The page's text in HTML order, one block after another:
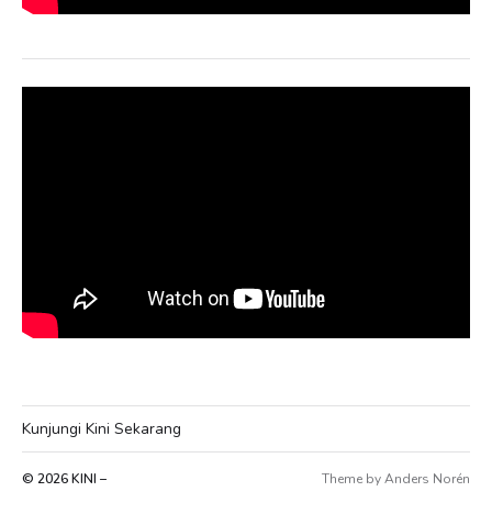
Kunjungi Kini Sekarang
© 2026KINI – Theme byAnders Norén